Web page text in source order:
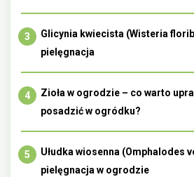
Glicynia kwiecista (Wisteria
pielęgnacja
Zioła w ogrodzie – co warto
posadzić w ogródku?
Ułudka wiosenna (Omphalodes
pielęgnacja w ogrodzie